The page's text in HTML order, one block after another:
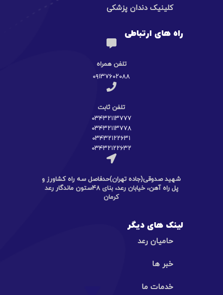
کلینیک دندان پزشکی
راه های ارتباطی
تلفن همراه
۰۹۱۳۷۶۰۲۰۸۸
تلفن ثابت
۰۳۴۳۲۱۱۳۷۷۷
۰۳۴۳۲۱۱۳۷۷۸
۰۳۴۳۲۱۲۲۶۳۱
۰۳۴۳۲۱۲۲۶۳۲
شهید صدوقی(جاده تهران)حدفاصل سه راه کشاورز و
پل راه آهن، خیابان رعد، بنای ۴۸ستون ماندگار رعد
کرمان
لینک های دیگر
حامیان رعد
خبر ها
خدمات ما